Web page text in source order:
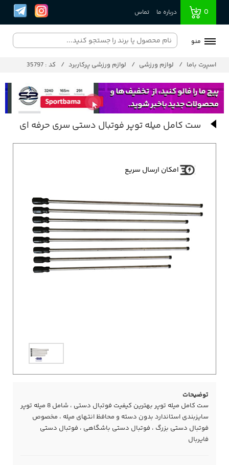
0 درباره ما تماس
منو
اسپرت باما لوازم ورزشی لوازم ورزشی پرکاربرد کد : 35797
ست کامل میله توپر فوتبال دستی سری حرفه ای
امکان ارسال سریع
توضیحات
ست کامل میله توپر بهترین کیفیت فوتبال دستی ، شامل 8 میله توپر
سایزبندی استاندارد بدون دسته و محافظ انتهای میله ، مخصوص
فوتبال دستی بزرگ ، فوتبال دستی باشگاهی ، فوتبال دستی
فایربال